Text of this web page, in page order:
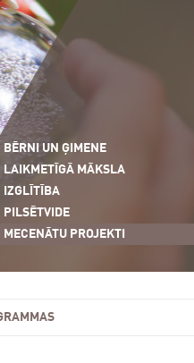
BĒRNI UN ĢIMENE
LAIKMETĪGĀ MĀKSLA
IZGLĪTĪBA
PILSĒTVIDE
MECENĀTU PROJEKTI